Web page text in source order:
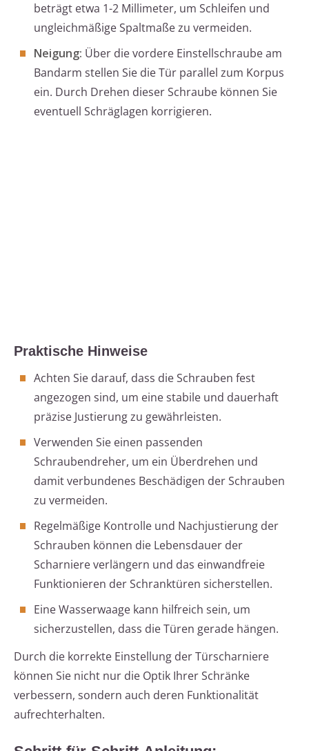
beträgt etwa 1-2 Millimeter, um Schleifen und
ungleichmäßige Spaltmaße zu vermeiden.
Neigung: Über die vordere Einstellschraube am
Bandarm stellen Sie die Tür parallel zum Korpus
ein. Durch Drehen dieser Schraube können Sie
eventuell Schräglagen korrigieren.
Praktische Hinweise
Achten Sie darauf, dass die Schrauben fest
angezogen sind, um eine stabile und dauerhaft
präzise Justierung zu gewährleisten.
Verwenden Sie einen passenden
Schraubendreher, um ein Überdrehen und
damit verbundenes Beschädigen der Schrauben
zu vermeiden.
Regelmäßige Kontrolle und Nachjustierung der
Schrauben können die Lebensdauer der
Scharniere verlängern und das einwandfreie
Funktionieren der Schranktüren sicherstellen.
Eine Wasserwaage kann hilfreich sein, um
sicherzustellen, dass die Türen gerade hängen.
Durch die korrekte Einstellung der Türscharniere
können Sie nicht nur die Optik Ihrer Schränke
verbessern, sondern auch deren Funktionalität
aufrechterhalten.